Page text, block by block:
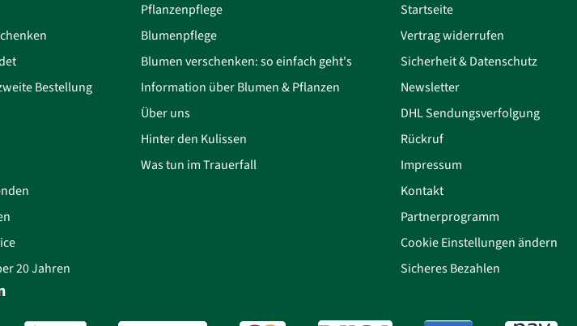
Bestellung
20 Jahren
Pflanzenpflege
Blumenpflege
Blumen verschenken: so einfach geht's
Information über Blumen & Pflanzen
Über uns
Hinter den Kulissen
Was tun im Trauerfall
Startseite
Vertrag widerrufen
Sicherheit & Datenschutz
Newsletter
DHL Sendungsverfolgung
Rückruf
Impressum
Kontakt
Partnerprogramm
Cookie Einstellungen ändern
Sicheres Bezahlen